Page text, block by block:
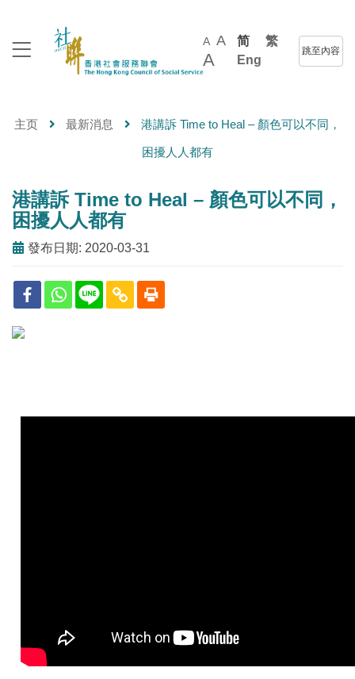
A A
A
简
繁
Eng
跳至內容
主页 最新消息 港講訴 Time to Heal – 顏色可以不同，
困擾人人都有
港講訴 Time to Heal – 顏色可以不同，
困擾人人都有
發布日期: 2020-03-31